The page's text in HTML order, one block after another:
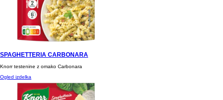
SPAGHETTERIA CARBONARA
Knorr testenine z omako Carbonara
Ogled izdelka